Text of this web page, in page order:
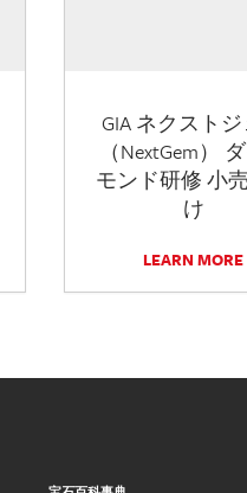
GIA ネクスト
（NextGem）
モンド研修 小
け
LEARN MORE